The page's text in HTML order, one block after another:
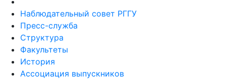
Наблюдательный совет РГГУ
Пресс-служба
Структура
Факультеты
История
Ассоциация выпускников